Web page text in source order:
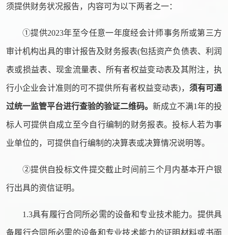
须提供财务状况报告，内容可为以下两者之一：
①提供2023年至今任意一年度经会计师事务所或第三方
审计机构出具的审计报告及财务报表(包括资产负债表、利润
表或损益表、现金流量表、所有者权益变动表及其附注，执
行小企业会计准则的可不提供所有者权益变动表)， 须有可通
过统一监管平台进行查验的验证二维码。 新成立不满1年的投
标人可提供自成立至今自行编制的财务报表。投标人若为事
业单位的，可提供自行编制的决算表或决算情况说明等。
②提供自投标文件提交截止时间前三个月内基本开户银
行出具的资信证明。
1.3具有履行合同所必需的设备和专业技术能力。提供具
备履行合同所必需的设备和专业技术能力的证明材料或书面